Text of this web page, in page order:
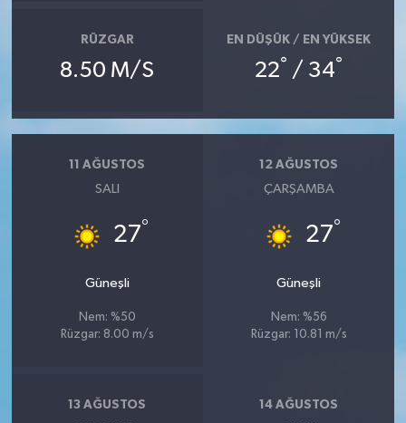
RÜZGAR
8.50 M/S
EN DÜŞÜK / EN YÜKSEK
22° / 34°
11 AĞUSTOS
SALI
27°
Güneşli
Nem: %50
Rüzgar: 8.00 m/s
12 AĞUSTOS
ÇARŞAMBA
27°
Güneşli
Nem: %56
Rüzgar: 10.81 m/s
13 AĞUSTOS 14 AĞUSTOS